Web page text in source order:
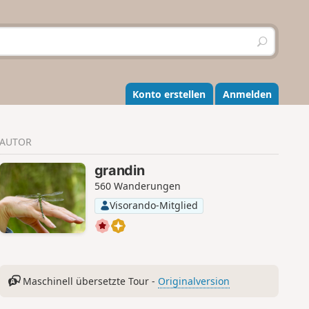
S
u
h
e
n
Konto erstellen Anmelden
AUTOR
grandin
560 Wanderungen
Visorando-Mitglied
Maschinell übersetzte Tour - Originalversion